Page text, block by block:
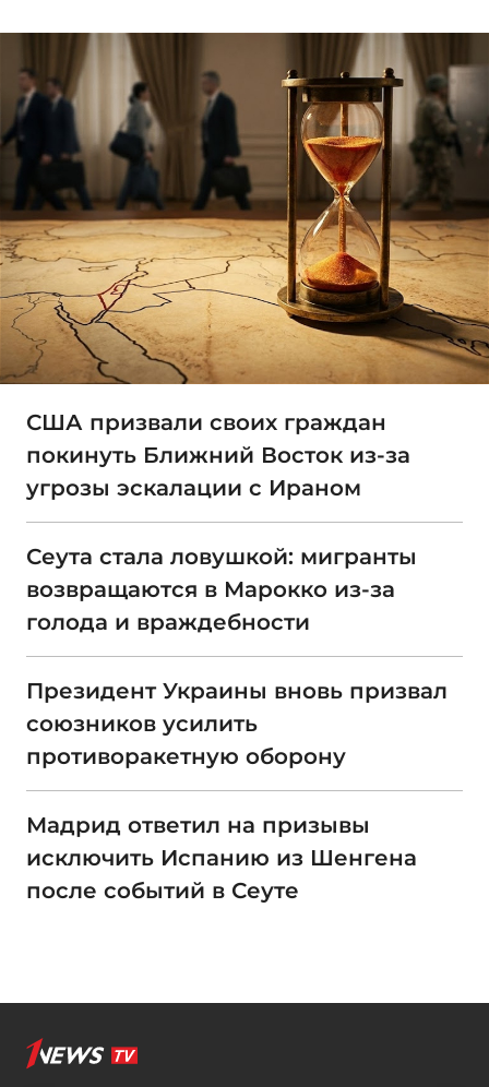
США призвали своих граждан
покинуть Ближний Восток из-за
угрозы эскалации с Ираном
Сеута стала ловушкой: мигранты
возвращаются в Марокко из-за
голода и враждебности
Президент Украины вновь призвал
союзников усилить
противоракетную оборону
Мадрид ответил на призывы
исключить Испанию из Шенгена
после событий в Сеуте